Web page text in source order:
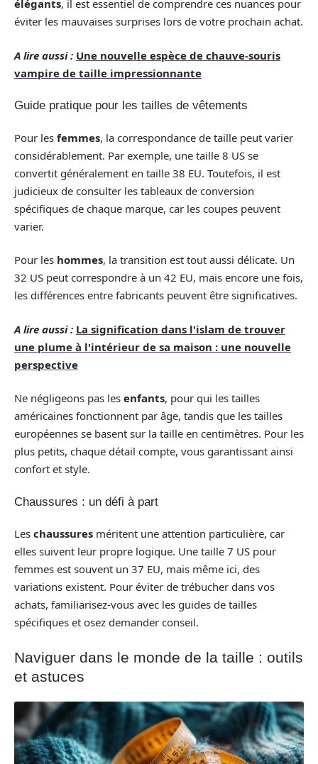
élégants, il est essentiel de comprendre ces nuances pour
éviter les mauvaises surprises lors de votre prochain achat.
A lire aussi : Une nouvelle espèce de chauve-souris
vampire de taille impressionnante
Guide pratique pour les tailles de vêtements
Pour les femmes, la correspondance de taille peut varier
considérablement. Par exemple, une taille 8 US se
convertit généralement en taille 38 EU. Toutefois, il est
judicieux de consulter les tableaux de conversion
spécifiques de chaque marque, car les coupes peuvent
varier.
Pour les hommes, la transition est tout aussi délicate. Un
32 US peut correspondre à un 42 EU, mais encore une fois,
les différences entre fabricants peuvent être significatives.
A lire aussi : La signification dans l'islam de trouver
une plume à l'intérieur de sa maison : une nouvelle
perspective
Ne négligeons pas les enfants, pour qui les tailles
américaines fonctionnent par âge, tandis que les tailles
européennes se basent sur la taille en centimètres. Pour les
plus petits, chaque détail compte, vous garantissant ainsi
confort et style.
Chaussures : un défi à part
Les chaussures méritent une attention particulière, car
elles suivent leur propre logique. Une taille 7 US pour
femmes est souvent un 37 EU, mais même ici, des
variations existent. Pour éviter de trébucher dans vos
achats, familiarisez-vous avec les guides de tailles
spécifiques et osez demander conseil.
Naviguer dans le monde de la taille : outils
et astuces